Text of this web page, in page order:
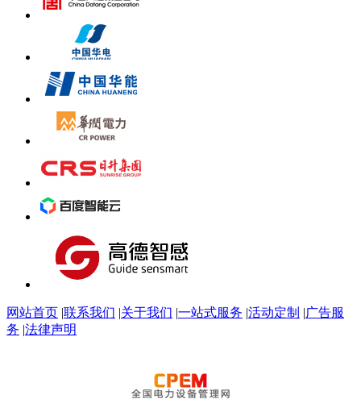
网站首页 |联系我们 |关于我们 |一站式服务 |活动定制 |广告服
务 |法律声明